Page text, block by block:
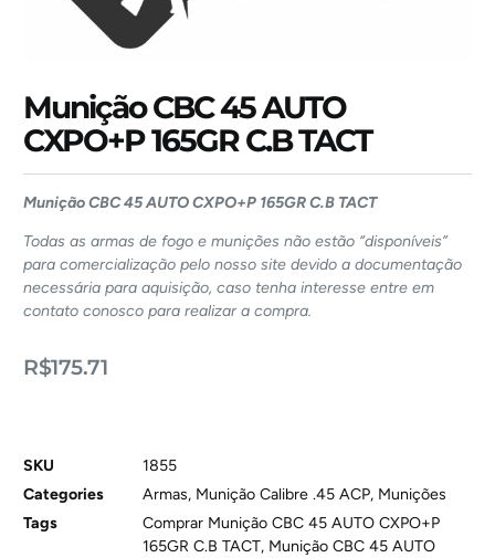
Munição CBC 45 AUTO
CXPO+P 165GR C.B TACT
Munição CBC 45 AUTO CXPO+P 165GR C.B TACT
Todas as armas de fogo e munições não estão “disponíveis”
para comercialização pelo nosso site devido a documentação
necessária para aquisição, caso tenha interesse entre em
contato conosco para realizar a compra.
R$175.71
SKU
1855
Categories
Armas, Munição Calibre .45 ACP, Munições
Tags
Comprar Munição CBC 45 AUTO CXPO+P
165GR C.B TACT, Munição CBC 45 AUTO